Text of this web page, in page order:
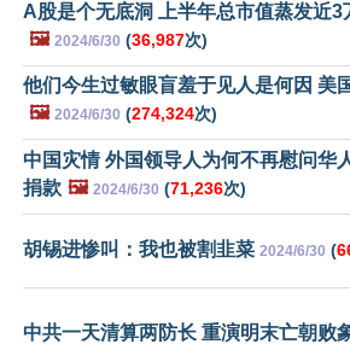
A股是个无底洞 上半年总市值蒸发近3
🖼️ 2024/6/30 (36,987次)
他们今生过敏眼盲羞于见人是何因 美
🖼️ 2024/6/30 (274,324次)
中国灾情 外国领导人为何不再慰问华
捐款 🖼️ 2024/6/30 (71,236次)
胡锡进惨叫：我也被割韭菜 2024/6/30 (
中共一天清算两防长 重演明末亡朝败